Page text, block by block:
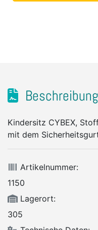
Beschreibung
Kindersitz CYBEX,
mit dem
Artikelnummer:
1150
Lagerort:
305